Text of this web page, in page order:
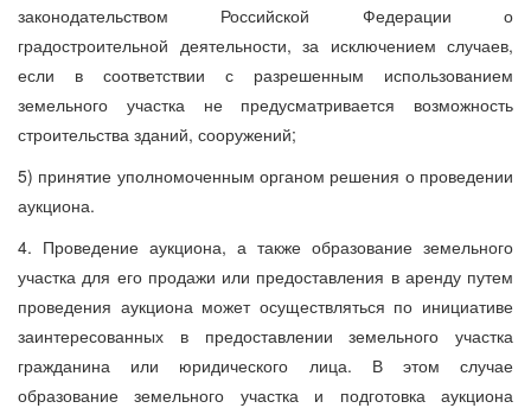
законодательством Российской Федерации о
градостроительной деятельности, за исключением случаев,
если в соответствии с разрешенным использованием
земельного участка не предусматривается возможность
строительства зданий, сооружений;
5) принятие уполномоченным органом решения о проведении
аукциона.
4. Проведение аукциона, а также образование земельного
участка для его продажи или предоставления в аренду путем
проведения аукциона может осуществляться по инициативе
заинтересованных в предоставлении земельного участка
гражданина или юридического лица. В этом случае
образование земельного участка и подготовка аукциона